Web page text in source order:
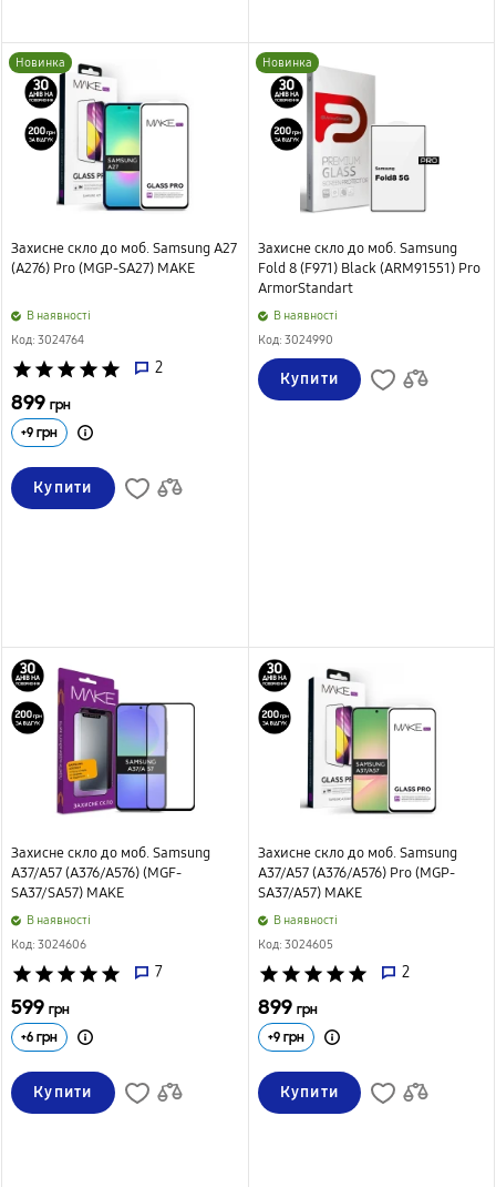
Новинка
Захисне скло до моб. Samsung A27
(A276) Pro (MGP-SA27) MAKE
B наявності
Код: 3024764
star star star star star 2
899 грн
+9 грн
Купити
Новинка
Захисне скло до моб. Samsung
Fold 8 (F971) Black (ARM91551) Pro
ArmorStandart
B наявності
Код: 3024990
Купити
Захисне скло до моб. Samsung
A37/A57 (A376/A576) (MGF-
SA37/SA57) MAKE
B наявності
Код: 3024606
star star star star star 7
599 грн
+6 грн
Купити
Захисне скло до моб. Samsung
A37/A57 (A376/A576) Pro (MGP-
SA37/A57) MAKE
B наявності
Код: 3024605
star star star star star 2
899 грн
+9грн
Купити